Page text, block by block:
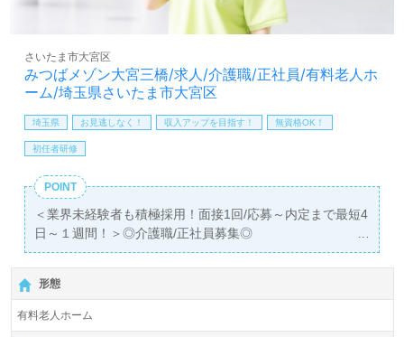
環境を変えて仕事をしたい』等の方も大歓迎です！求人詳
細等、担当コンサルタントよりご案内します。お問い合わ
【同時募集：あなたのご希望エリアでお探しします】＊募
集職種：介護職 ＊雇用形態：正社員
全国展開！ご希望エリアを担当コンサルタントへお伝えく
ださい。お問い合わせも遠慮なくお願いします。
医療/福祉業界の正社員/パート求人探しは【ウィルオブ介
護】＊求人情報収集、将来的に検討の方も遠慮なく＊
LINE、メール、お電話などご希望に応じてお問い合わせ/ご
相談可能です。転職相談、求人紹介、年収交渉など完全無
料サービスをご利用いただけます。＜非公開求人も取扱い
あり！＞"転職支援"のプロと一緒に転職活動！お問い合わ
みつばメゾン大宮三橋/求人/介護職/正社員/有料老人ホ
ーム/埼玉県さいたま市大宮区
さいたま市大宮区
埼玉県 お見逃しなく！ 収入アップを目指す！ 無資格OK！
初任者研修
POINT
＜業界未経験者も積極採用！面接1回/応募～内定まで最短4
日～１週間！＞◎介護職/正社員募集◎
【月給270,000円～320,000円/賞与2回】＊初任者研修以上
有資格者向け求人＊『大宮駅』より路線バスが便利です。
入居定員21名（2室/完全個室）『みつばメゾン大宮三橋』
株式会社ベストケア・パートナーズ Bestcare Partners,Inc.
形態
有料老人ホーム